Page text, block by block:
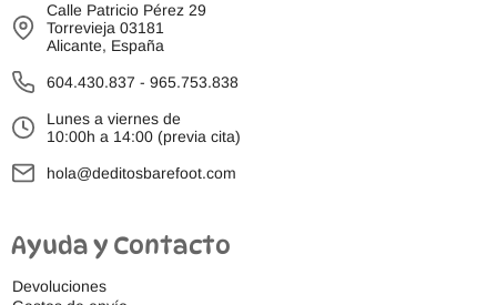
Calle Patricio Pérez 29
Torrevieja 03181
Alicante, España
604.430.837 - 965.753.838
Lunes a viernes de
10:00h a 14:00 (previa cita)
hola@deditosbarefoot.com
Ayuda y Contacto
Devoluciones